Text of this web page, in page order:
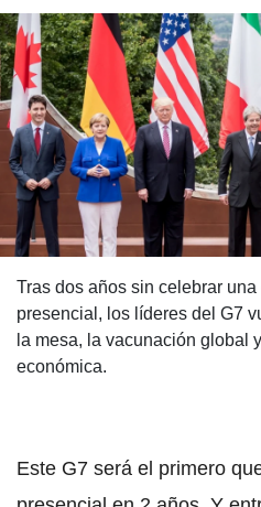
Tras dos años sin celebrar una
presencial, los líderes del G7
la mesa, la vacunación global
económica.
Este G7 será el primero